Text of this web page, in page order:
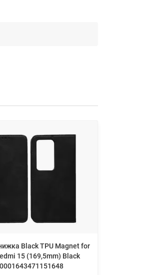
Black TPU Magnet for
15 (169,5mm) Black